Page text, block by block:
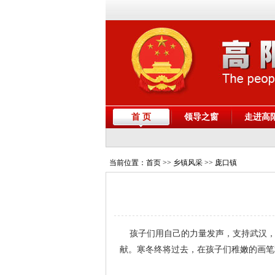
首 页 领导之窗 走进高
当前位置： 首页 >> 乡镇风采 >> 庞口镇
孩子们用自己的力量发声，支持武汉，
献。 寒冬终将过去，在孩子们稚嫩的画